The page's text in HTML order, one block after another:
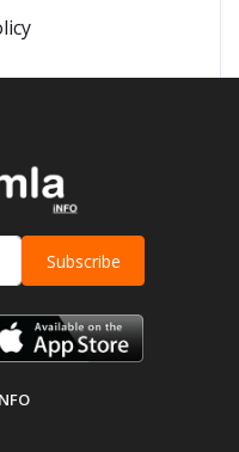
Subscribe